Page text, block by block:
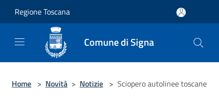
Regione Toscana
Comune di Signa
Home > Novità > Notizie > Sciopero autolinee toscane